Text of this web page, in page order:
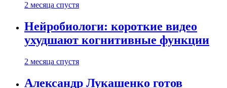
2 месяца спустя
Нейробиологи: короткие видео
ухудшают когнитивные функции
2 месяца спустя
Александр Лукашенко готов